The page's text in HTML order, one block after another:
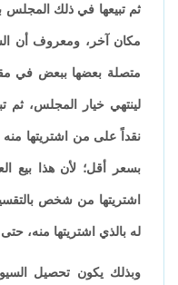
ثم تبيعها في ذلك
مكان آخر، ومعروف أن
متصلة بعضها ببعض في
لينتهي خيار المجلس، ثم
نقداً على من اشتريتها منه
بسعر أقل؛ لأن هذا بيع
اشتريتها من شخص
له بالذي اشتريتها منه،
وبذلك يكون تحصيل